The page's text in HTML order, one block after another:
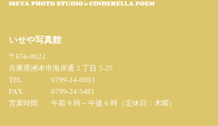
いせや写真館
〒656-0022
兵庫県洲本市海岸通 2 丁目 5-25
TEL
0799-24-0893
FAX
0799-24-5481
営業時間
午前 9 時～午後 6 時（定休日：木曜）